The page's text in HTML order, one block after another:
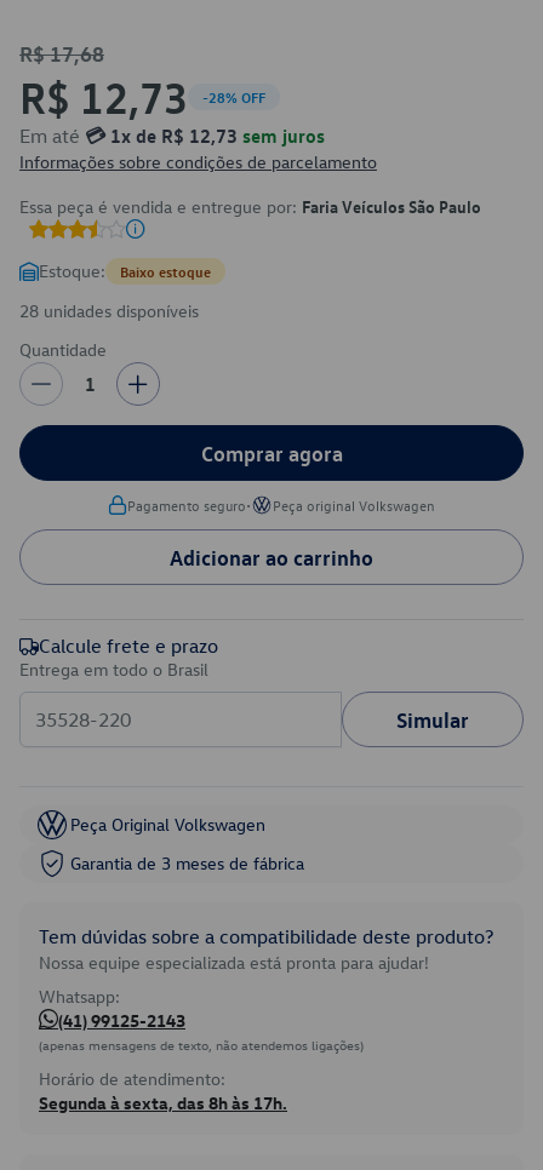
R$ 17,68
R$ 12,73 -28% OFF
Em até 💳 1x de R$ 12,73 sem juros
Informações sobre condições de parcelamento
Essa peça é vendida e entregue por: Faria Veículos São Paulo
Estoque: Baixo estoque
28 unidades disponíveis
Quantidade
1
Comprar agora
Pagamento seguro• Peça original Volkswagen
Adicionar ao carrinho
Calcule frete e prazo
Entrega em todo o Brasil
Simular
Peça Original Volkswagen
Garantia de 3 meses de fábrica
Tem dúvidas sobre a compatibilidade deste produto?
Nossa equipe especializada está pronta para ajudar!
Whatsapp:
(41) 99125-2143
(apenas mensagens de texto, não atendemos ligações)
Horário de atendimento:
Segunda à sexta, das 8h às 17h.